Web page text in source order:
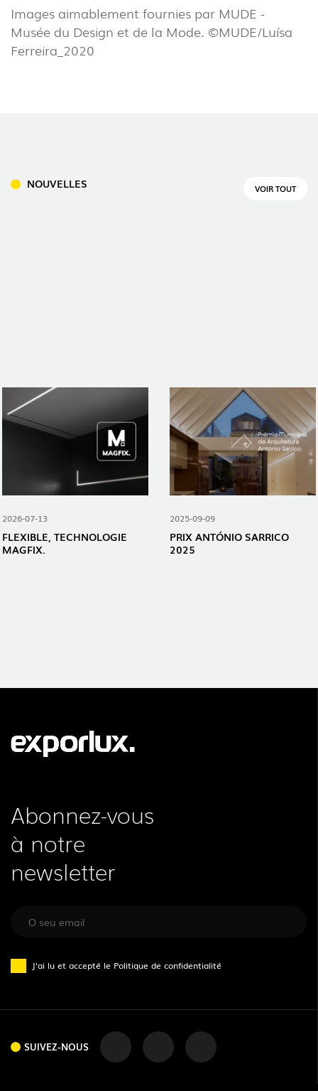
RAPPORTS
SUIVEZ-NOUS
Images aimablement fournies par MUDE -
Musée du Design et de la Mode. ©MUDE/Luísa
Ferreira_2020
NOUVELLES VOIR TOUT
2026-07-13
FLEXIBLE, TECHNOLOGIE
MAGFIX.
2025-09-09
PRIX ​​ANTÓNIO SARRICO
2025
Abonnez-vous
à notre
newsletter
J'ai lu et accepté le Politique de confidentialité
SUIVEZ-NOUS